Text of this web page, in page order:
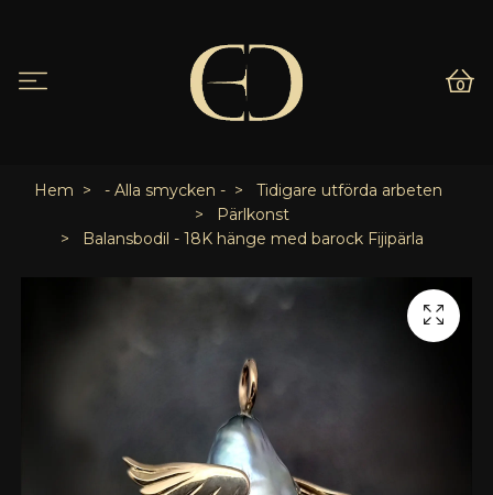
0
Hem - Alla smycken -
Tidigare utförda arbeten
Pärlkonst
Balansbodil - 18K hänge med barock Fijipärla